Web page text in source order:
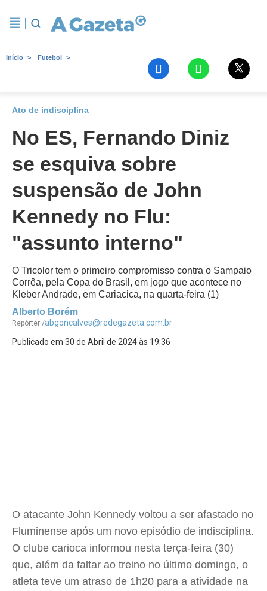
Início Futebol
Ato de indisciplina
No ES, Fernando Diniz
se esquiva sobre
suspensão de John
Kennedy no Flu:
"assunto interno"
O Tricolor tem o primeiro compromisso contra o Sampaio
Corrêa, pela Copa do Brasil, em jogo que acontece no
Kleber Andrade, em Cariacica, na quarta-feira (1)
Alberto Borém
Repórter /abgoncalves@redegazeta.com.br
Publicado em 30 de Abril de 2024 às 19:36
O atacante John Kennedy voltou a ser afastado no
Fluminense após um novo episódio de indisciplina.
O clube carioca informou nesta terça-feira (30)
que, além da faltar ao treino no último domingo, o
atleta teve um atraso de 1h20 para a atividade na